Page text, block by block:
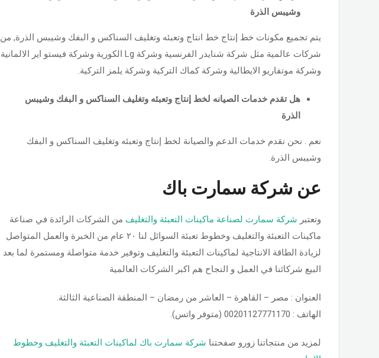
وشيبس الذرة
يتم تجميع مكونات خط إنتاج خط انتاج وتعبئه وتغليف السناكس و البفك وشيبس الذرة, من
شركات عالمية مثل شركة شنايدر الفرنسية وشركة Lg الكورية وشركة فيستو اير الالمانية
وشركة موتفاريو الايطالية وشركة كماك التركية وشركة يلمز التركية.
هل تقدم خدمات الصيانه لخط إنتاج وتعبئه وتغليف السناكس و البفك وشيبس
الذرة
نعم . نحن نقدم خدمات الدعم والصيانة لخط إنتاج وتعبئه وتغليف السناكس و البفك
وشيبس الذرة.
عن شركة سمارت باك
وتعتبر شركة سمارت لصناعة ماكينات التعبئة والتغليف من الشركات الرائدة في صناعة
ماكينات التعبئة والتغليف وخطوط تعبئة السوائل لنا ٢٠ عام من الخبرة والعمل المتواصل
لزيادة الطاقة الانتاجية لماكينات التعبئة والتغليف وتوفير خدمة متواصلة ومستمرة لما بعد
البيع شركائنا في العمل و النجاح هم اكبر الشركات العالمية
العنوان : مصر – القاهرة – العاشر من رمضان – المنطقة الصناعية الثالثة.
الهاتف : 00201127771170 (متوفر واتس).
لمزيد من منتجاتنا زورو صفحتنا شركة سمارت باك لماكينات التعبئة والتغليف وخطوط